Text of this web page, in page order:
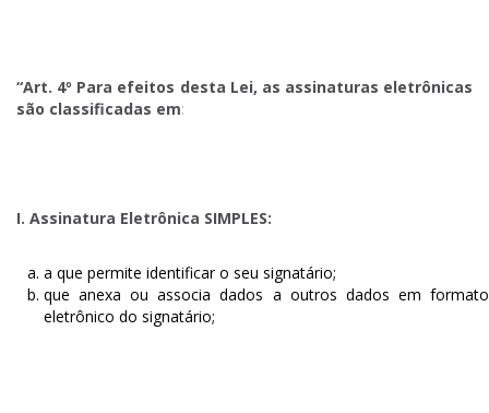
“Art. 4º Para efeitos desta Lei, as assinaturas eletrônicas
são classificadas em:
I. Assinatura Eletrônica SIMPLES:
a que permite identificar o seu signatário;
que anexa ou associa dados a outros dados em formato
eletrônico do signatário;